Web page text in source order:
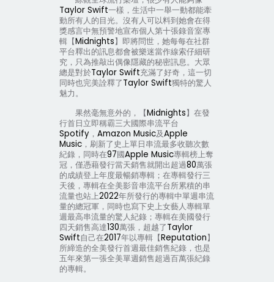
Taylor Swift一樣，生活中一舉一動都能牽
動所有人的目光。沒有人可以料到她會在得
獎感言中無預警地宣布個人第十張錄音室專
輯【Midnights】即將問世，她每每在社群
平台釋出的訊息都會被樂迷當作線索仔細研
究，只為推敲出偶像隱藏的秘密訊息。大眾
總是對於Taylor Swift充滿了好奇，這一切
同時也完美詮釋了Taylor Swift獨特的驚人
魅力。
果然毫無意外的，【Midnights】在發
行首日立即稱霸三大國際串流平台
Spotify， Amazon Music及Apple
Music，刷新了史上單日串流最多收聽次數
紀錄，同時在97國Apple Music專輯榜上奪
冠，僅憑藉發行當天銷售就開出超過80萬張
的成績登上年度最暢銷專輯；在專輯發行三
天後，專輯在全美影音串流平台所累積的串
流量也站上2022年所發行的專輯中單週串流
量的總冠軍，同時也寫下史上女藝人專輯單
週最高串流量的驚人紀錄；專輯在美國發行
四天銷售高達130萬張，超越了Taylor
Swift自己在2017年以專輯【Reputation】
所締造的全美發行首週最佳銷售紀錄，也是
五年來第一張全美單週銷售超過百萬張紀錄
的專輯。